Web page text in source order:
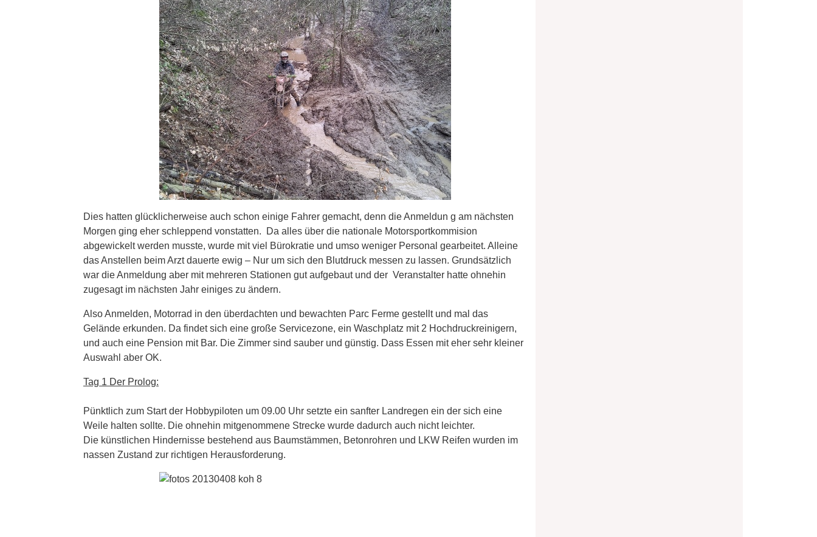
Dies hatten glücklicherweise auch schon einige Fahrer gemacht, denn die Anmeldun g am nächsten
Morgen ging eher schleppend vonstatten. Da alles über die nationale Motorsportkommision
abgewickelt werden musste, wurde mit viel Bürokratie und umso weniger Personal gearbeitet. Alleine
das Anstellen beim Arzt dauerte ewig – Nur um sich den Blutdruck messen zu lassen. Grundsätzlich
war die Anmeldung aber mit mehreren Stationen gut aufgebaut und der Veranstalter hatte ohnehin
zugesagt im nächsten Jahr einiges zu ändern.
Also Anmelden, Motorrad in den überdachten und bewachten Parc Ferme gestellt und mal das
Gelände erkunden. Da findet sich eine große Servicezone, ein Waschplatz mit 2 Hochdruckreinigern,
und auch eine Pension mit Bar. Die Zimmer sind sauber und günstig. Dass Essen mit eher sehr kleiner
Auswahl aber OK.
Tag 1 Der Prolog:
Pünktlich zum Start der Hobbypiloten um 09.00 Uhr setzte ein sanfter Landregen ein der sich eine
Weile halten sollte. Die ohnehin mitgenommene Strecke wurde dadurch auch nicht leichter.
Die künstlichen Hindernisse bestehend aus Baumstämmen, Betonrohren und LKW Reifen wurden im
nassen Zustand zur richtigen Herausforderung.